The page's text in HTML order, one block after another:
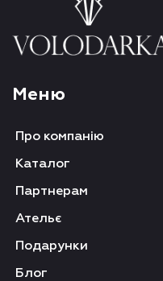
Меню
Про компанію
Каталог
Партнерам
Ательє
Подарунки
Блог